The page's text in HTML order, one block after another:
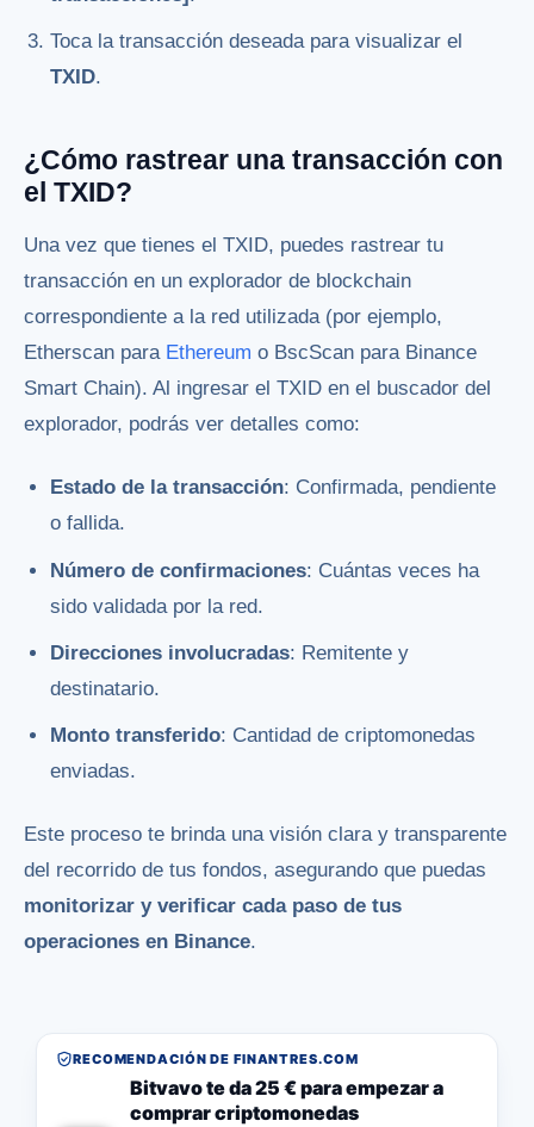
Toca la transacción deseada para visualizar el
TXID.
¿Cómo rastrear una transacción con
el TXID?
Una vez que tienes el TXID, puedes rastrear tu
transacción en un explorador de blockchain
correspondiente a la red utilizada (por ejemplo,
Etherscan para Ethereum o BscScan para Binance
Smart Chain). Al ingresar el TXID en el buscador del
explorador, podrás ver detalles como:
Estado de la transacción: Confirmada, pendiente
o fallida.
Número de confirmaciones: Cuántas veces ha
sido validada por la red.
Direcciones involucradas: Remitente y
destinatario.
Monto transferido: Cantidad de criptomonedas
enviadas.
Este proceso te brinda una visión clara y transparente
del recorrido de tus fondos, asegurando que puedas
monitorizar y verificar cada paso de tus
operaciones en Binance.
RECOMENDACIÓN DE FINANTRES.COM
Bitvavo te da 25 € para empezar a
comprar criptomonedas